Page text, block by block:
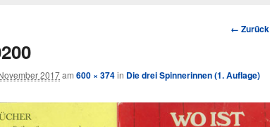
Bild-
← Zurück
2017am 600 × 374in Die drei Spinnerinnen (1. Auflage)